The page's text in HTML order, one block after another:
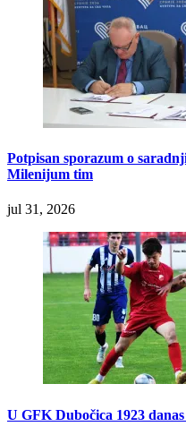
Potpisan sporazum o
Milenijum tim
jul 31, 2026
U GFK Dubočica 1923